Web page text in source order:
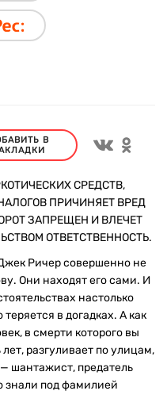
В
СРЕДСТВ,
ПРИЧИНЯЕТ ВРЕД
ЗАПРЕЩЕН И ВЛЕЧЕТ
ОТВЕТСТВЕННОСТЬ.
Ричер совершенно не
Они находят его сами. И
настолько
в догадках. А как
в смерти которого вы
разгуливает по улицам,
шантажист, предатель
знали под фамилией